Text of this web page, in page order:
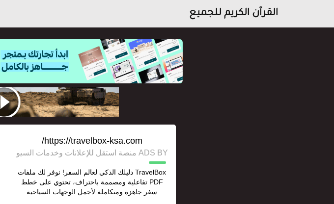
القرآن الكريم للجميع
https://travelbox-ksa.com/
ADS BY منصة استقل للإعلانات وخدمات السيو
TravelBox دليلك الذكي لعالم السفر! نوفر لك ملفات
PDF تفاعلية ومصممة باحتراف، تحتوي على خطط
سفر جاهزة ومتكاملة لأجمل الوجهات السياحية